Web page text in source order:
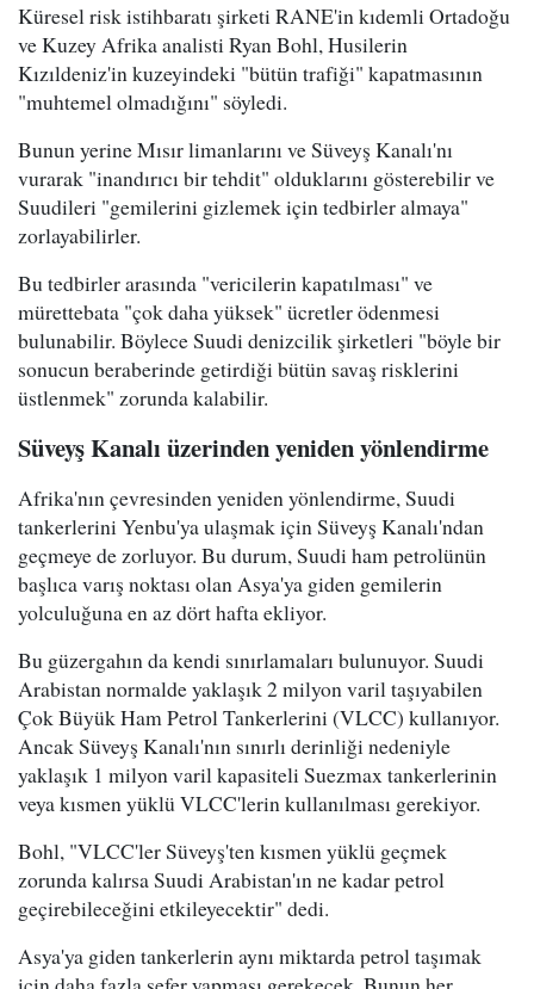
Küresel risk istihbaratı şirketi RANE'in kıdemli Ortadoğu
ve Kuzey Afrika analisti Ryan Bohl, Husilerin
Kızıldeniz'in kuzeyindeki "bütün trafiği" kapatmasının
"muhtemel olmadığını" söyledi.
Bunun yerine Mısır limanlarını ve Süveyş Kanalı'nı
vurarak "inandırıcı bir tehdit" olduklarını gösterebilir ve
Suudileri "gemilerini gizlemek için tedbirler almaya"
zorlayabilirler.
Bu tedbirler arasında "vericilerin kapatılması" ve
mürettebata "çok daha yüksek" ücretler ödenmesi
bulunabilir. Böylece Suudi denizcilik şirketleri "böyle bir
sonucun beraberinde getirdiği bütün savaş risklerini
üstlenmek" zorunda kalabilir.
Süveyş Kanalı üzerinden yeniden yönlendirme
Afrika'nın çevresinden yeniden yönlendirme, Suudi
tankerlerini Yenbu'ya ulaşmak için Süveyş Kanalı'ndan
geçmeye de zorluyor. Bu durum, Suudi ham petrolünün
başlıca varış noktası olan Asya'ya giden gemilerin
yolculuğuna en az dört hafta ekliyor.
Bu güzergahın da kendi sınırlamaları bulunuyor. Suudi
Arabistan normalde yaklaşık 2 milyon varil taşıyabilen
Çok Büyük Ham Petrol Tankerlerini (VLCC) kullanıyor.
Ancak Süveyş Kanalı'nın sınırlı derinliği nedeniyle
yaklaşık 1 milyon varil kapasiteli Suezmax tankerlerinin
veya kısmen yüklü VLCC'lerin kullanılması gerekiyor.
Bohl, "VLCC'ler Süveyş'ten kısmen yüklü geçmek
zorunda kalırsa Suudi Arabistan'ın ne kadar petrol
geçirebileceğini etkileyecektir" dedi.
Asya'ya giden tankerlerin aynı miktarda petrol taşımak